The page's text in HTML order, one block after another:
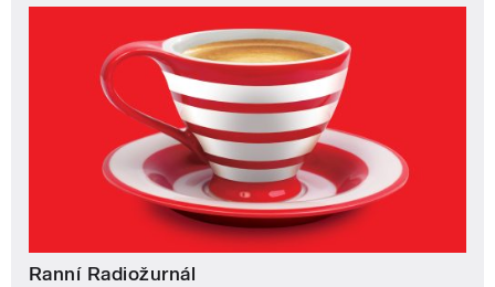
Ranní Radiožurnál